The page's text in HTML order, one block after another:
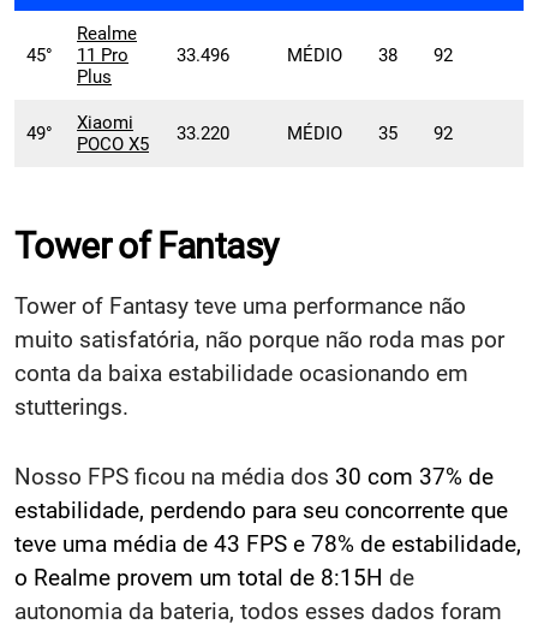
45°
Realme
11 Pro
Plus
33.496 MÉDIO 38 92
49°
Xiaomi
POCO X5
33.220 MÉDIO 35 92
Tower of Fantasy
Tower of Fantasy teve uma performance não
muito satisfatória, não porque não roda mas por
conta da baixa estabilidade ocasionando em
stutterings.
Nosso FPS ficou na média dos 30 com 37% de
estabilidade, perdendo para seu concorrente que
teve uma média de 43 FPS e 78% de estabilidade,
o Realme provem um total de 8:15H de
autonomia da bateria, todos esses dados foram